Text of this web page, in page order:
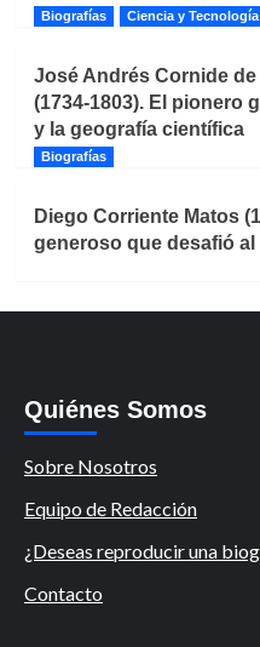
Biografías Ciencia y Tecnología
José Andrés Cornide
(1734-1803). El pionero
y la geografía científica
Biografías
Diego Corriente Matos
generoso que desafió
Quiénes Somos
Sobre Nosotros
Equipo de Redacción
¿Deseas reproducir una
Contacto